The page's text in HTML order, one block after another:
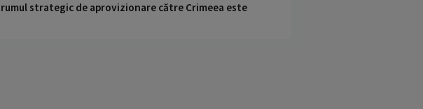
strategic de aprovizionare către Crimeea este